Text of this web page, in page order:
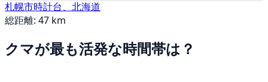
札幌市時計台、北海道
総距離: 47 km
クマが最も活発な時間帯は？